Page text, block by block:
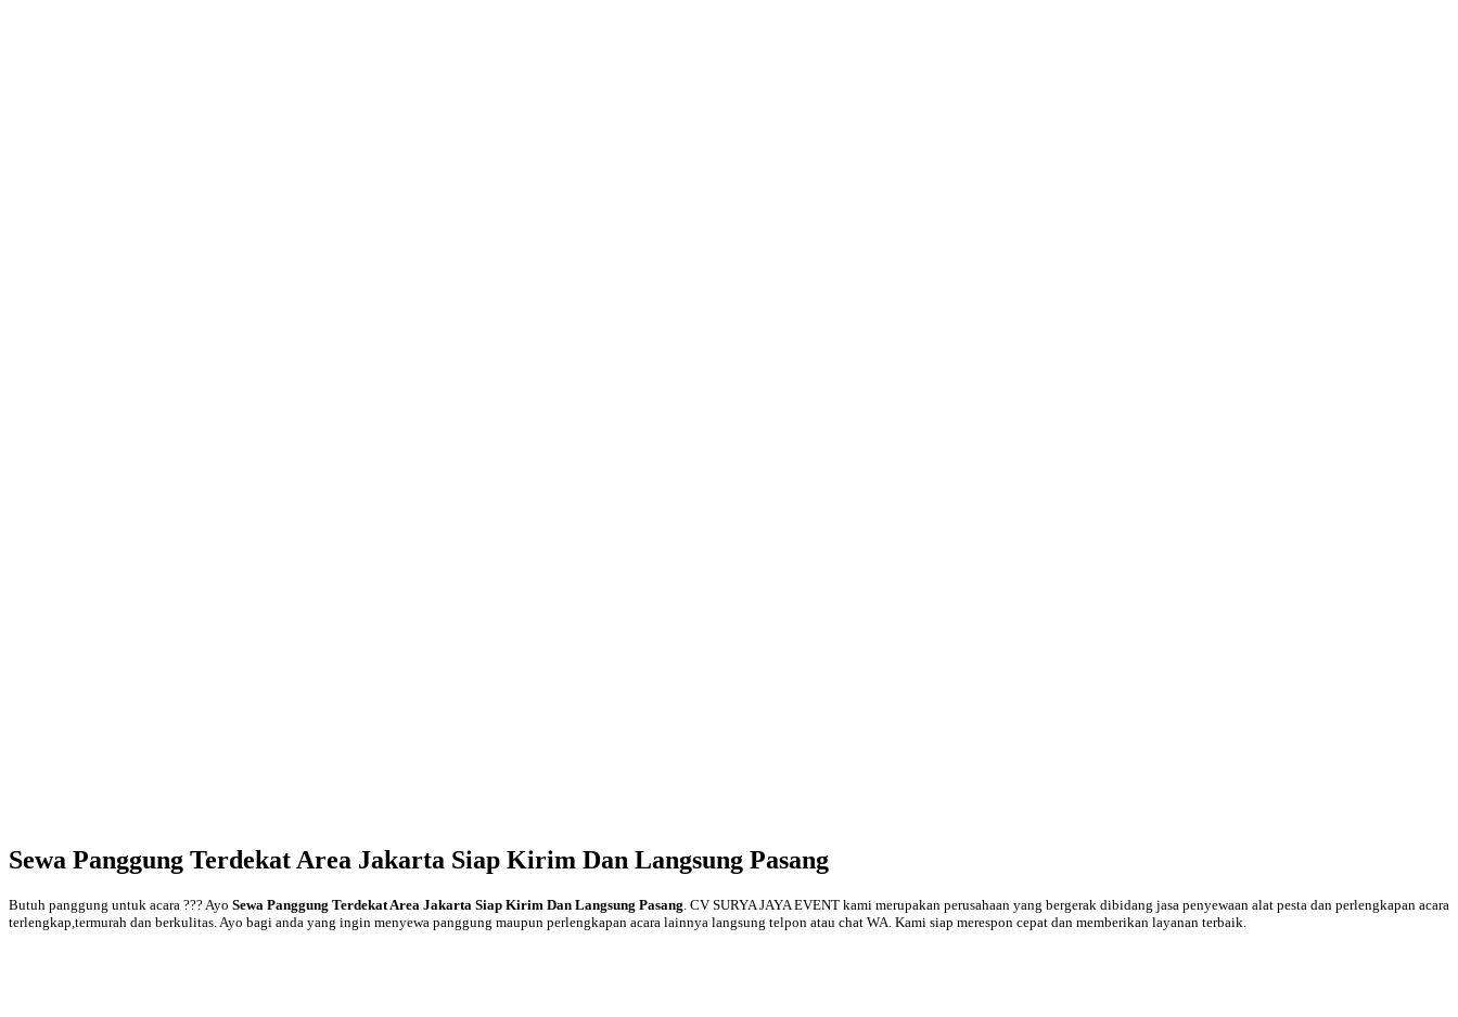
Sewa Panggung Terdekat Area Jakarta Siap Kirim Dan Langsung Pasang
Butuh panggung untuk acara ??? Ayo Sewa Panggung Terdekat Area Jakarta Siap Kirim Dan Langsung Pasang . CV SURYA JAYA EVENT kami merupakan perusahaan yang bergerak dibidang jasa penyewaan alat pesta dan perlengkapan acara
terlengkap,termurah dan berkulitas. Ayo bagi anda yang ingin menyewa panggung maupun perlengkapan acara lainnya langsung telpon atau chat WA. Kami siap merespon cepat dan memberikan layanan terbaik.